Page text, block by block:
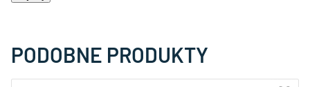
PODOBNE PRODUKTY